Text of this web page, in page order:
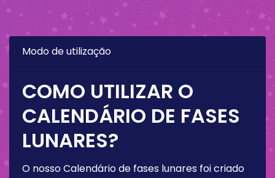
Modo de utilização
COMO UTILIZAR O
CALENDÁRIO DE FASES
LUNARES?
O nosso Calendário de fases lunares foi criado